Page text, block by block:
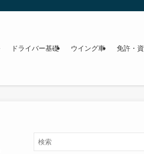
ドライバー基礎 ウイング車 免許・